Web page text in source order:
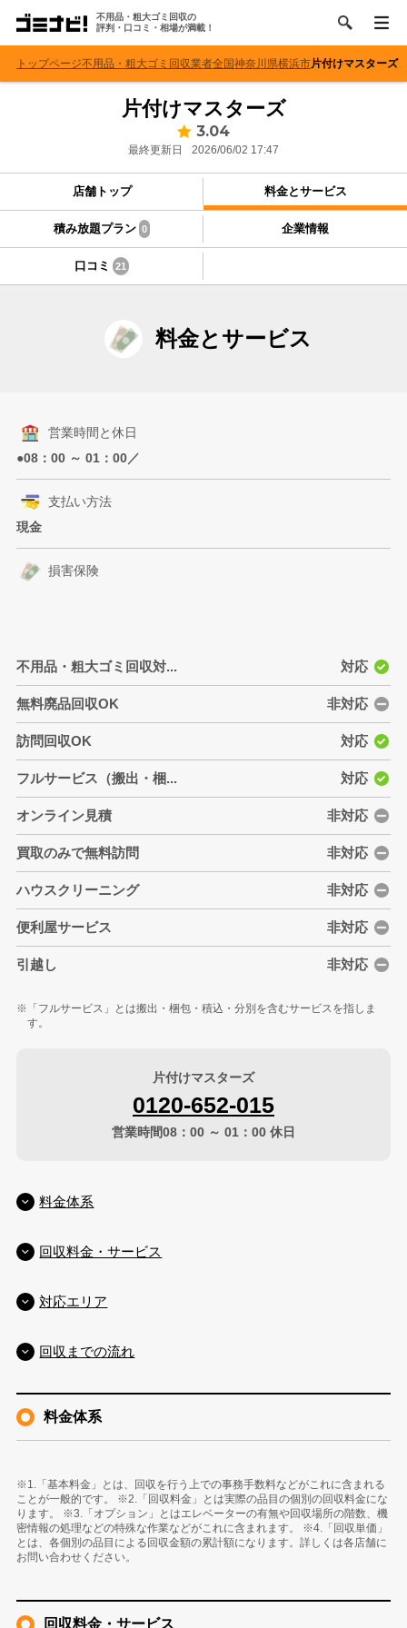
不用品・粗大ゴミ回収の
評判・口コミ・相場が満載！
トップページ不用品・粗大ゴミ回収業者全国神奈川県横浜市片付けマスターズ
片付けマスターズ
3.04
最終更新日 2026/06/02 17:47
店舗トップ 料金とサービス
積み放題プラン 0 企業情報
口コミ 21
料金とサービス
営業時間と休日
●08：00 ～ 01：00／
支払い方法
現金
損害保険
不用品・粗大ゴミ回収対... 対応
無料廃品回収OK 非対応
訪問回収OK 対応
フルサービス（搬出・梱... 対応
オンライン見積 非対応
買取のみで無料訪問 非対応
ハウスクリーニング 非対応
便利屋サービス 非対応
引越し 非対応
「フルサービス」とは搬出・梱包・積込・分別を含むサービスを指しま
す。
片付けマスターズ
0120-652-015
営業時間08：00 ～ 01：00 休日
料金体系
回収料金・サービス
対応エリア
回収までの流れ
料金体系
※1.「基本料金」とは、回収を行う上での事務手数料などがこれに含まれる
ことが一般的です。 ※2.「回収料金」とは実際の品目の個別の回収料金にな
ります。 ※3.「オプション」とはエレベーターの有無や回収場所の階数、機
密情報の処理などの特殊な作業などがこれに含まれます。 ※4.「回収単価」
とは、各個別の品目による回収金額の累計額になります。詳しくは各店舗に
お問い合わせください。
回収料金・サービス